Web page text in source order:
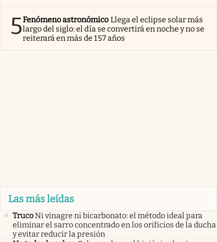
5Fenómeno astronómico Llega el eclipse solar más
largo del siglo: el día se convertirá en noche y no se
reiterará en más de 157 años
Las más leídas
TrucoNi vinagre ni bicarbonato: el método ideal para
eliminar el sarro concentrado en los orificios de la ducha
y evitar reducir la presión